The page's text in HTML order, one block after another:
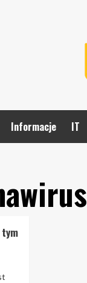
Informacje IT